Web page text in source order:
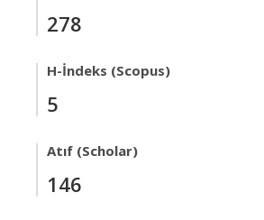
278
H-İndeks (Scopus)
5
Atıf (Scholar)
146